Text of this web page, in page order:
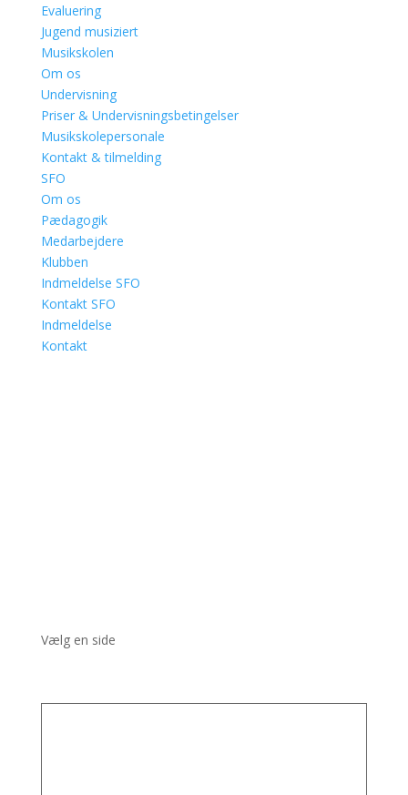
Evaluering
Jugend musiziert
Musikskolen
Om os
Undervisning
Priser & Undervisningsbetingelser
Musikskolepersonale
Kontakt & tilmelding
SFO
Om os
Pædagogik
Medarbejdere
Klubben
Indmeldelse SFO
Kontakt SFO
Indmeldelse
Kontakt
Vælg en side